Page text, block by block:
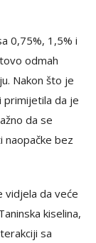
0,75%, 1,5% i
odmah
Nakon što je
primijetila da je
da se
naopačke bez
vidjela da veće
kiselina,
sa